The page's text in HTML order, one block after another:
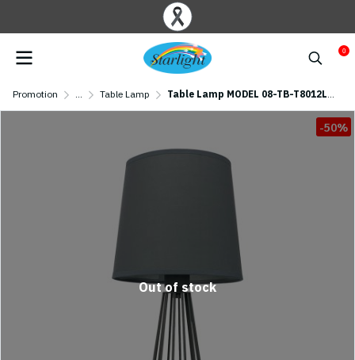
0
Promotion ... Table Lamp Table Lamp MODEL 08-TB-T8012L (E27x1)
-50%
Out of stock